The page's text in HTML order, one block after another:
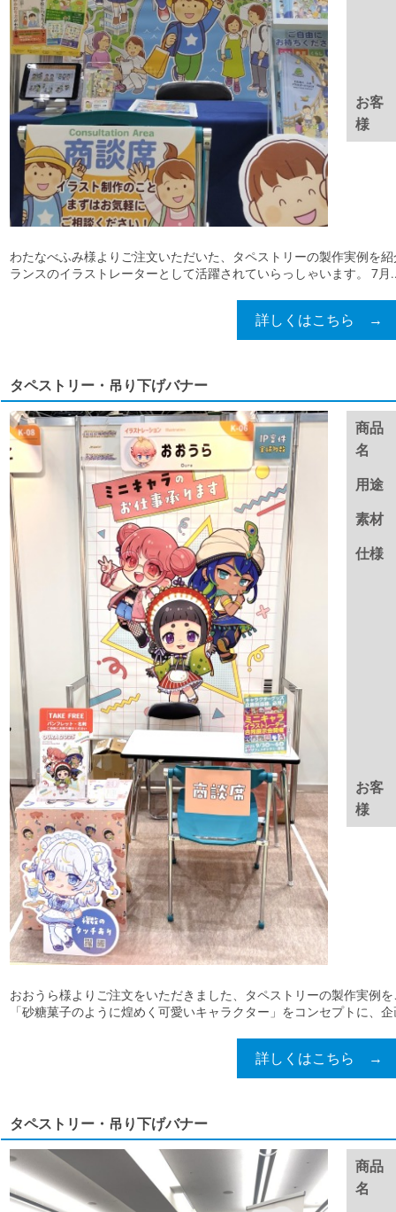
お客
様
わたなべふみ様よりご注文いただいた、タペストリーの製作実例を
ランスのイラストレーターとして活躍されていらっしゃいます。 7月
詳しくはこちら →
タペストリー・吊り下げバナー
商品
名
用途
素材
仕様
お客
様
おおうら様よりご注文をいただきました、タペストリーの製作実例
「砂糖菓子のように煌めく可愛いキャラクター」をコンセプトに、
詳しくはこちら →
タペストリー・吊り下げバナー
商品
名